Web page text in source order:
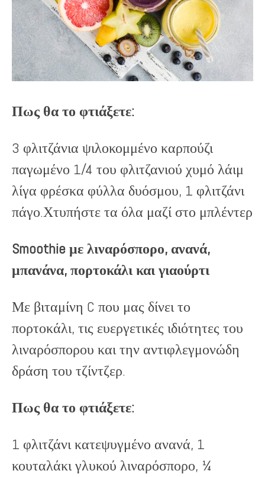
Πως θα το φτιάξετε:
3 φλιτζάνια ψιλοκομμένο καρπούζι
παγωμένο 1/4 του φλιτζανιού ​​χυμό λάιμ
λίγα ​​φρέσκα φύλλα δυόσμου, 1 φλιτζάνι
πάγο.Χτυπήστε τα όλα μαζί στο μπλέντερ
Smoothie με λιναρόσπορο, ανανά,
μπανάνα, πορτοκάλι και γιαούρτι
Με βιταμίνη C που μας δίνει το
πορτοκάλι, τις ευεργετικές ιδιότητες του
λιναρόσπορου και την αντιφλεγμονώδη
δράση του τζίντζερ.
Πως θα το φτιάξετε:
1 φλιτζάνι κατεψυγμένο ανανά, 1
κουταλάκι γλυκού λιναρόσπορο, ¼